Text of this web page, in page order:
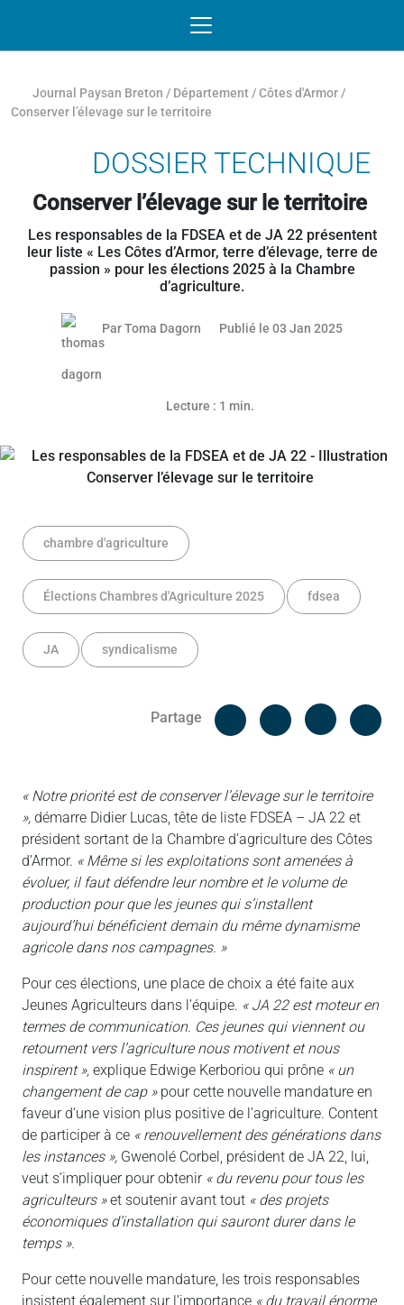
Journal Paysan Breton / Département /Côtes d'Armor /
Conserver l’élevage sur le territoire
DOSSIER TECHNIQUE
Conserver l’élevage sur le territoire
Les responsables de la FDSEA et de JA 22 présentent
leur liste « Les Côtes d’Armor, terre d’élevage, terre de
passion » pour les élections 2025 à la Chambre
d’agriculture.
ParToma Dagorn Publié le 03 Jan 202502 janvier
Lecture : 1 min.
chambre d'agriculture
Élections Chambres d'Agriculture 2025 fdsea
JA syndicalisme
Partage
Facebook
« Notre priorité est de conserver l’élevage sur le territoire
», démarre Didier Lucas, tête de liste FDSEA – JA 22 et
président sortant de la Chambre d’agriculture des Côtes
d’Armor. « Même si les exploitations sont amenées à
évoluer, il faut défendre leur nombre et le volume de
production pour que les jeunes qui s’installent
aujourd’hui bénéficient demain du même dynamisme
agricole dans nos campagnes. »
Pour ces élections, une place de choix a été faite aux
Jeunes Agriculteurs dans l’équipe. « JA 22 est moteur en
termes de communication. Ces jeunes qui viennent ou
retournent vers l’agriculture nous motivent et nous
inspirent », explique Edwige Kerboriou qui prône « un
changement de cap »pour cette nouvelle mandature en
faveur d’une vision plus positive de l’agriculture. Content
de participer à ce « renouvellement des générations dans
les instances », Gwenolé Corbel, président de JA 22, lui,
veut s’impliquer pour obtenir « du revenu pour tous les
agriculteurs »et soutenir avant tout « des projets
économiques d’installation qui sauront durer dans le
temps ».
Pour cette nouvelle mandature, les trois responsables
insistent également sur l’importance « du travail énorme